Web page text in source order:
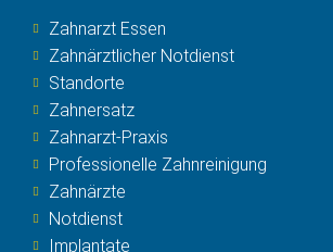
Zahnarzt Essen
Zahnärztlicher Notdienst
Standorte
Zahnersatz
Zahnarzt-Praxis
Professionelle Zahnreinigung
Zahnärzte
Notdienst
Implantate